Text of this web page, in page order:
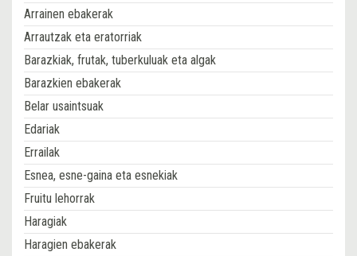
Arrainen ebakerak
Arrautzak eta eratorriak
Barazkiak, frutak, tuberkuluak eta algak
Barazkien ebakerak
Belar usaintsuak
Edariak
Errailak
Esnea, esne-gaina eta esnekiak
Fruitu lehorrak
Haragiak
Haragien ebakerak